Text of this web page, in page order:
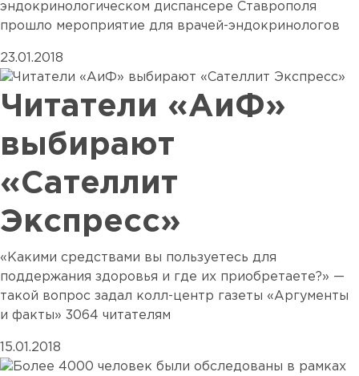
эндокринологическом диспансере Ставрополя
прошло мероприятие для врачей-эндокринологов
23.01.2018
Читатели «АиФ»
выбирают
«Сателлит
Экспресс»
«Какими средствами вы пользуетесь для
поддержания здоровья и где их приобретаете?» —
такой вопрос задал колл-центр газеты «Аргументы
и факты» 3064 читателям
15.01.2018